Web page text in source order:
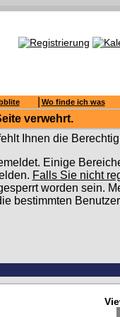
Wo finde ich was
verwehrt.
Ihnen die
Einige
Falls Sie nicht
worden sein.
bestimmten